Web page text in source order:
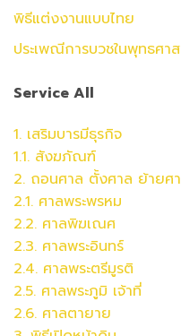
พิธีแต่งงานแบบไทย
ประเพณีการบวชในพุทธศา
Service All
1. เสริมบารมีธุรกิจ
1.1. สังฆภัณฑ์
2. ถอนศาล ตั้งศาล ย้ายศ
2.1. ศาลพระพรหม
2.2. ศาลพิฆเณศ
2.3. ศาลพระอินทร์
2.4. ศาลพระตรีมูรติ
2.5. ศาลพระภูมิ เจ้าที่
2.6. ศาลตายาย